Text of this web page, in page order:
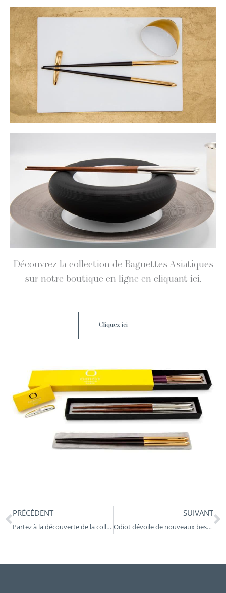
Décou­vrez la col­lec­tion de Baguettes Asi­a­tiques
sur notre bou­tique en ligne en cli­quant ici.
Cliquez ici
Précédent
PRÉCÉDENT
Partez à la découverte de la collection Papillon
SUIVANT
Odiot dévoile de nouveaux bestiaires dans la collection animaux marins